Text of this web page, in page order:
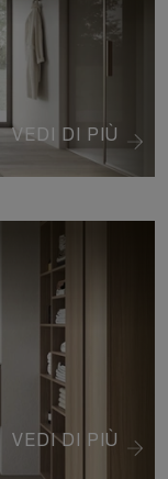
VEDI DI PIÙ
VEDI DI PIÙ